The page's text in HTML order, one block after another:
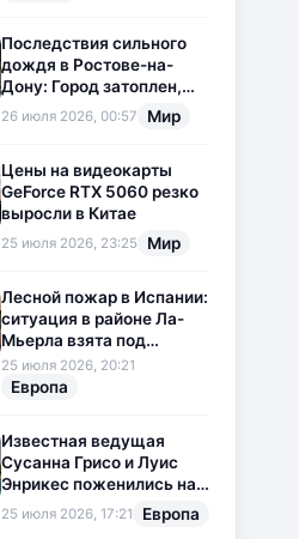
Последствия сильного
дождя в Ростове-на-
Дону: Город затоплен,
свет отключен
26 июля 2026, 00:57 Мир
Цены на видеокарты
GeForce RTX 5060 резко
выросли в Китае
25 июля 2026, 23:25 Мир
Лесной пожар в Испании:
ситуация в районе Ла-
Мьерла взята под
контроль
25 июля 2026, 20:21
Европа
Известная ведущая
Сусанна Грисо и Луис
Энрикес поженились на
Коста-Браве
25 июля 2026, 17:21 Европа